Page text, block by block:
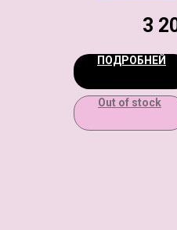
3
ПОДРОБНЕЙ
Out of stock